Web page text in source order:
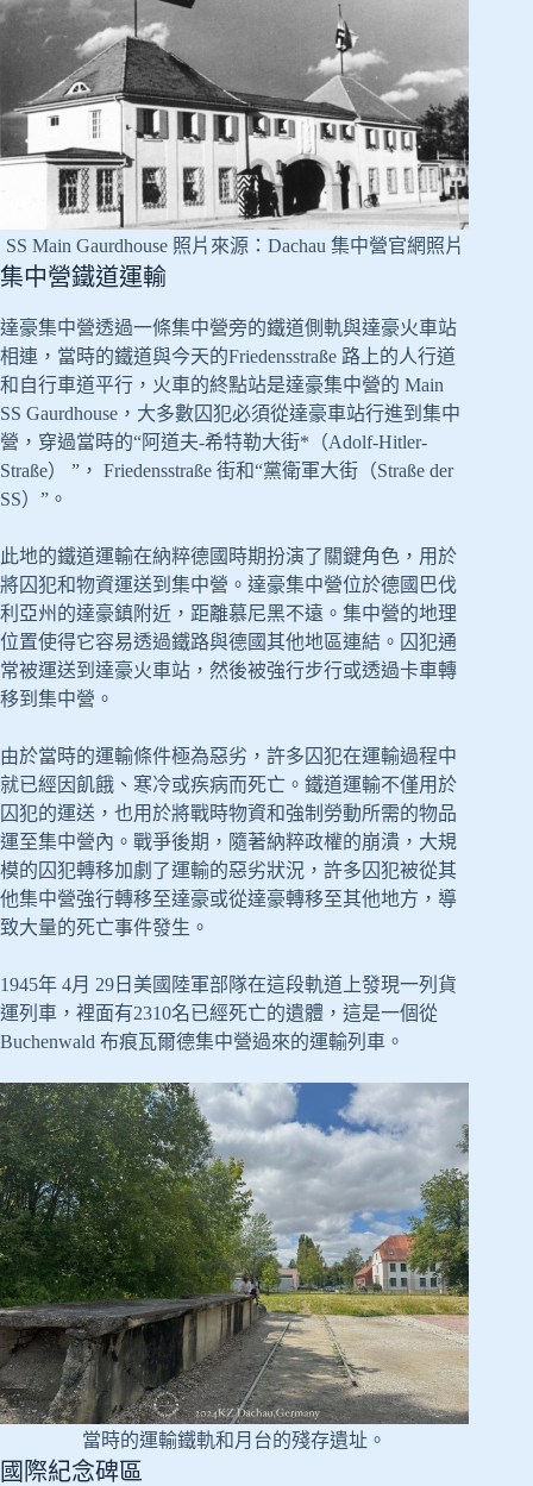
SS Main Gaurdhouse 照片來源：Dachau 集中營官網照片
集中營鐵道運輸
達豪集中營透過一條集中營旁的鐵道側軌與達豪火車站
相連，當時的鐵道與今天的Friedensstraße 路上的人行道
和自行車道平行，火車的終點站是達豪集中營的 Main
SS Gaurdhouse，大多數囚犯必須從達豪車站行進到集中
營，穿過當時的“阿道夫-希特勒大街*（Adolf-Hitler-
Straße） ”， Friedensstraße 街和“黨衛軍大街（Straße der
SS）”。
此地的鐵道運輸在納粹德國時期扮演了關鍵角色，用於
將囚犯和物資運送到集中營。達豪集中營位於德國巴伐
利亞州的達豪鎮附近，距離慕尼黑不遠。集中營的地理
位置使得它容易透過鐵路與德國其他地區連結。囚犯通
常被運送到達豪火車站，然後被強行步行或透過卡車轉
移到集中營。
由於當時的運輸條件極為惡劣，許多囚犯在運輸過程中
就已經因飢餓、寒冷或疾病而死亡。鐵道運輸不僅用於
囚犯的運送，也用於將戰時物資和強制勞動所需的物品
運至集中營內。戰爭後期，隨著納粹政權的崩潰，大規
模的囚犯轉移加劇了運輸的惡劣狀況，許多囚犯被從其
他集中營強行轉移至達豪或從達豪轉移至其他地方，導
致大量的死亡事件發生。
1945年 4月 29日美國陸軍部隊在這段軌道上發現一列貨
運列車，裡面有2310名已經死亡的遺體，這是一個從
Buchenwald 布痕瓦爾德集中營過來的運輸列車。
當時的運輸鐵軌和月台的殘存遺址。
國際紀念碑區